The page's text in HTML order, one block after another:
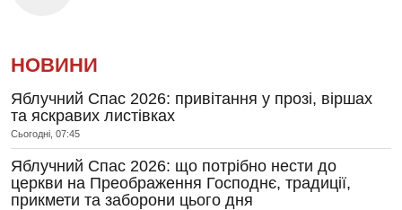
НОВИНИ
Яблучний Спас 2026: привітання у прозі, віршах
та яскравих листівках
Сьогодні, 07:45
Яблучний Спас 2026: що потрібно нести до
церкви на Преображення Господнє, традиції,
прикмети та заборони цього дня